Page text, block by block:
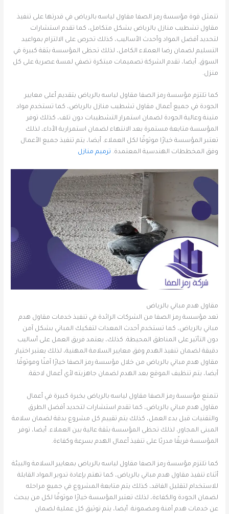
تتمثل قوة مؤسسة رمز الصفا مقاول لياسه بالرياض في قدرتها على تنفيذ
مقاول تشطيب منازل بالرياض بشكل متكامل، كما تقدم استشارات
لتحديد أفضل المواد وأحدث الأساليب، كذلك تحرص على الالتزام بمواعيد
التسليم لضمان رضا العملاء الكامل، لذلك تحظى المؤسسة بثقة كبيرة في
السوق. أيضا، تقدم الشركة تصميمات مبتكرة تضفي لمسة عصرية على كل
منزل.
كما تلتزم مؤسسة رمز الصفا مقاول لياسه بالرياض بتقديم أعلى معايير
الجودة في جميع أعمال مقاول تشطيب منازل بالرياض، كما تستخدم مواد
متينة وعالية الجودة لضمان استمرار التشطيبات دون تلف، كذلك توفر
المؤسسة متابعة مستمرة بعد الانتهاء لضمان استمرارية الأداء، لذلك
تعتبر المؤسسة خيارًا موثوقًا لكل العملاء. أيضا، يتم تنفيذ جميع الأعمال
وفق المخططات الهندسية المعتمدة. ترميم منازل
مقاول هدم مباني بالرياض
تعد مؤسسة رمز الصفا من الشركات الرائدة في تنفيذ خدمات مقاول هدم
مباني بالرياض، كما تستخدم أحدث المعدات لتفكيك المباني بشكل آمن
دون التأثير على المناطق المحيطة. كذلك، يعتمد فريق العمل على أساليب
دقيقة لضمان تنفيذ الهدم وفق معايير السلامة المهنية، لذلك يعتبر اختيار
مقاول هدم مباني بالرياض من خلال مؤسسة رمز الصفا خيارًا آمنًا وموثوقًا.
أيضا، يتم تنظيف الموقع بعد الهدم لضمان جاهزيته لأي أعمال لاحقة.
تتمتع مؤسسة رمز الصفا مقاول لياسه بالرياض بخبرة كبيرة في أعمال
مقاول هدم مباني بالرياض، كما تقدم استشارات لتحديد أفضل الطرق
والتقنيات قبل بدء العمل، كذلك يتم تقييم كل مشروع بدقة لضمان سلامة
المبنى المجاور، لذلك تحظى المؤسسة بثقة عالية بين العملاء. أيضا، توفر
المؤسسة فريقًا مدربًا على تنفيذ أعمال الهدم بسرعة وكفاءة.
كما تلتزم مؤسسة رمز الصفا مقاول لياسه بالرياض بمعايير السلامة والبيئة
أثناء تنفيذ مقاول هدم مباني بالرياض، كما تهتم بإعادة تدوير المواد القابلة
للاستخدام لتقليل الفاقد، كذلك يتم متابعة المشروع في جميع مراحله
لضمان الجودة والكفاءة، لذلك تعتبر المؤسسة خيارًا موثوقًا لكل من يبحث
عن خدمات هدم آمنة ومضمونة. أيضا، يتم توثيق كل عملية لضمان